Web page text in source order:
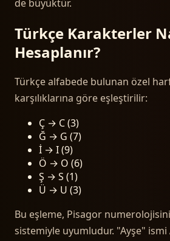
de büyüktür.
Türkçe Karakterler
Hesaplanır?
Türkçe alfabede bulunan özel
karşılıklarına göre eşleştirilir:
Ç → C (3)
Ğ → G (7)
İ → I (9)
Ö → O (6)
Ş → S (1)
Ü → U (3)
Bu eşleme, Pisagor
sistemiyle uyumludur. "Ayşe" ismi